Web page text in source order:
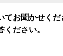
てお聞かせく
ださい。